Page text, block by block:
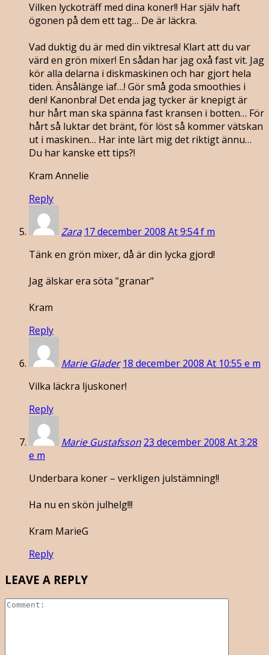
Vilken lyckoträff med dina koner!! Har själv haft
ögonen på dem ett tag… De är läckra.
Vad duktig du är med din viktresa! Klart att du var
värd en grön mixer! En sådan har jag oxå fast vit. Jag
kör alla delarna i diskmaskinen och har gjort hela
tiden. Änsålänge iaf…! Gör små goda smoothies i
den! Kanonbra! Det enda jag tycker är knepigt är
hur hårt man ska spänna fast kransen i botten… För
hårt så luktar det bränt, för löst så kommer vätskan
ut i maskinen… Har inte lärt mig det riktigt ännu…
Du har kanske ett tips?!
Kram Annelie
Reply
Zara 17 december 2008 At 9:54 f m
Tänk en grön mixer, då är din lycka gjord!
Jag älskar era söta "granar"
Kram
Reply
Marie Glader 18 december 2008 At 10:55 e m
Vilka läckra ljuskoner!
Reply
Marie Gustafsson 23 december 2008 At 3:28
e m
Underbara koner – verkligen julstämning!!
Ha nu en skön julhelg!!!
Kram MarieG
Reply
LEAVE A REPLY